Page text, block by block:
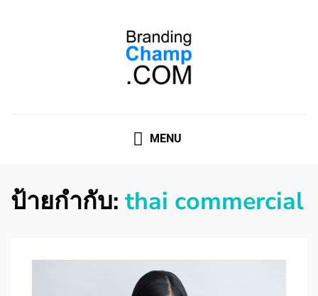
MENU
ป้ายกำกับ: thai commercial